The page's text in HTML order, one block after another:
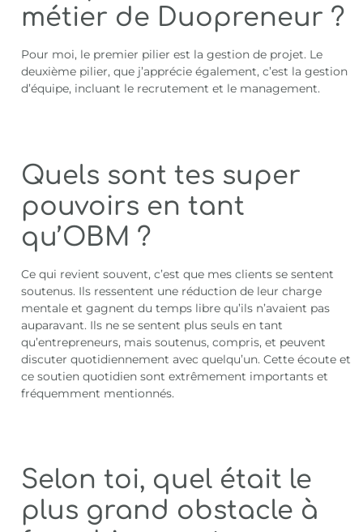
métier de Duopreneur ?
Pour moi, le premier pilier est la gestion de projet. Le
deuxième pilier, que j’apprécie également, c’est la gestion
d’équipe, incluant le recrutement et le management.
Quels sont tes super
pouvoirs en tant
qu’OBM ?
Ce qui revient souvent, c’est que mes clients se sentent
soutenus. Ils ressentent une réduction de leur charge
mentale et gagnent du temps libre qu’ils n’avaient pas
auparavant. Ils ne se sentent plus seuls en tant
qu’entrepreneurs, mais soutenus, compris, et peuvent
discuter quotidiennement avec quelqu’un. Cette écoute et
ce soutien quotidien sont extrêmement importants et
fréquemment mentionnés.
Selon toi, quel était le
plus grand obstacle à